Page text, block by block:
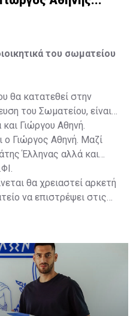
του σωματείου
θα κατατεθεί στην
του Σωματείου, είναι
Γιώργου Αθηνή.
ο Γιώργος Αθηνή. Μαζί
Έλληνας αλλά και
θα χρειαστεί αρκετή
να επιστρέψει στις